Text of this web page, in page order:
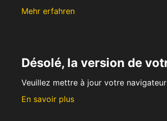
Mehr erfahren
Désolé, la version de
Veuillez mettre à jour votre
En savoir plus